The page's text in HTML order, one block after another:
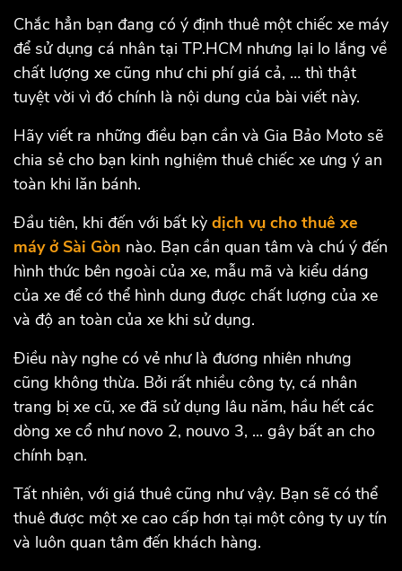
Chắc hẳn bạn đang có ý định thuê một chiếc xe máy
để sử dụng cá nhân tại TP.HCM nhưng lại lo lắng về
chất lượng xe cũng như chi phí giá cả, … thì thật
tuyệt vời vì đó chính là nội dung của bài viết này.
Hãy viết ra những điều bạn cần và Gia Bảo Moto sẽ
chia sẻ cho bạn kinh nghiệm thuê chiếc xe ưng ý an
toàn khi lăn bánh.
Đầu tiên, khi đến với bất kỳ dịch vụ cho thuê xe
máy ở Sài Gòn nào. Bạn cần quan tâm và chú ý đến
hình thức bên ngoài của xe, mẫu mã và kiểu dáng
của xe để có thể hình dung được chất lượng của xe
và độ an toàn của xe khi sử dụng.
Điều này nghe có vẻ như là đương nhiên nhưng
cũng không thừa. Bởi rất nhiều công ty, cá nhân
trang bị xe cũ, xe đã sử dụng lâu năm, hầu hết các
dòng xe cổ như novo 2, nouvo 3, ... gây bất an cho
chính bạn.
Tất nhiên, với giá thuê cũng như vậy. Bạn sẽ có thể
thuê được một xe cao cấp hơn tại một công ty uy tín
và luôn quan tâm đến khách hàng.